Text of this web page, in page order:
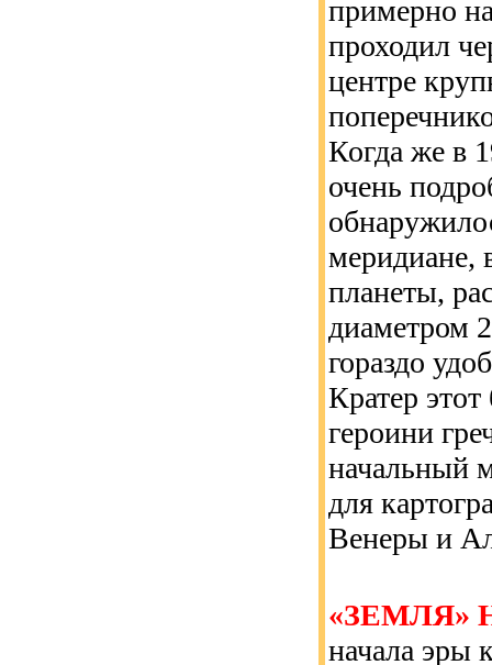
примерно
проходил
центре
Когда же в
очень
меридиане,
планеты,
диаметром
гораздо
Кратер
героини
начальный
для
Венеры и
начала эры